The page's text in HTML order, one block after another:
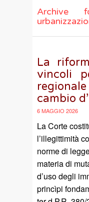
Archive
La
vincoli
cambio
6 MAGGIO 2026
La Corte
l’illegittimità
norme di
materia di
d’uso degli
princìpi